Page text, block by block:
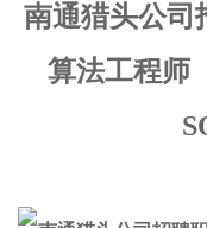
南通猎头公司
算法工程师